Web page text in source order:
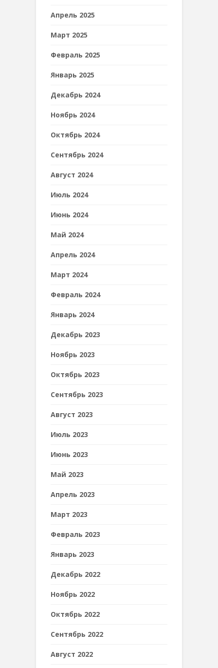
Апрель 2025
Март 2025
Февраль 2025
Январь 2025
Декабрь 2024
Ноябрь 2024
Октябрь 2024
Сентябрь 2024
Август 2024
Июль 2024
Июнь 2024
Май 2024
Апрель 2024
Март 2024
Февраль 2024
Январь 2024
Декабрь 2023
Ноябрь 2023
Октябрь 2023
Сентябрь 2023
Август 2023
Июль 2023
Июнь 2023
Май 2023
Апрель 2023
Март 2023
Февраль 2023
Январь 2023
Декабрь 2022
Ноябрь 2022
Октябрь 2022
Сентябрь 2022
Август 2022